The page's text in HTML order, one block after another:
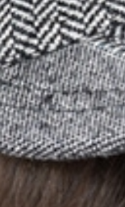
夢を技
、豊川のリーディ
3つの要素で街づ